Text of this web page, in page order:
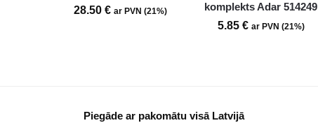
28.50€ ar PVN (21%)
komplekts Adar 514249
5.85 € ar PVN (21%)
Piegāde ar pakomātu visā Latvijā